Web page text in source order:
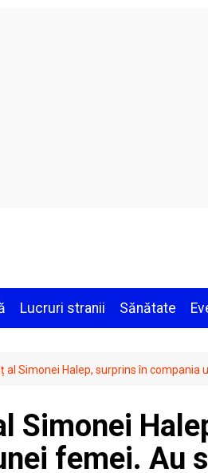
Lucruri stranii Sănătate
al Simonei Halep, surprins în compania
Simonei
femei. Au